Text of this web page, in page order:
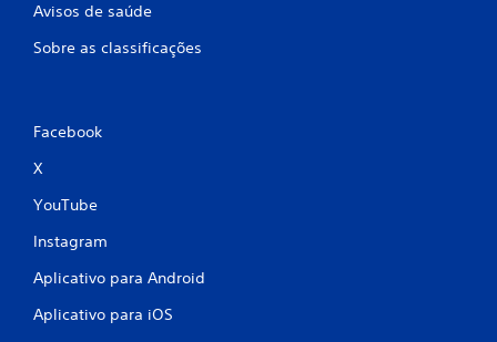
Avisos de saúde
Sobre as classificações
Facebook
X
YouTube
Instagram
Aplicativo para Android
Aplicativo para iOS